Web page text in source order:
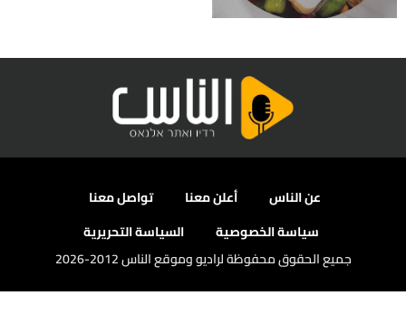
عن الناس أعلن معنا
تواصل معنا
سياسة الخصوصية
السياسة التحريرية
جميع الحقوق محفوظة لراديو وموقع الناس 2012-2026